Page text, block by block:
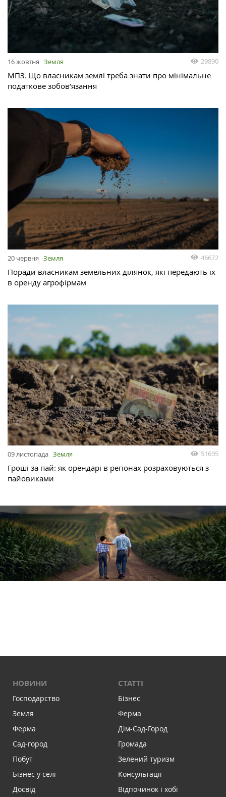
16 жовтня Земля 29890
МПЗ. Що власникам землі треба знати про мінімальне
податкове зобов’язання
20 червня Земля 46672
Поради власникам земельних ділянок, які передають їх
в оренду агрофірмам
09 листопада Земля 51695
Гроші за пай: як орендарі в регіонах розраховуються з
пайовиками
НОВИНИ
Господарство
Земля
Ферма
Сад-город
Побут
Бізнес у селі
Досвід
СТАТТІ
Бізнес
Ферма
Дім-Сад-Город
Громада
Зелений туризм
Консультації
Відпочинок і хобі